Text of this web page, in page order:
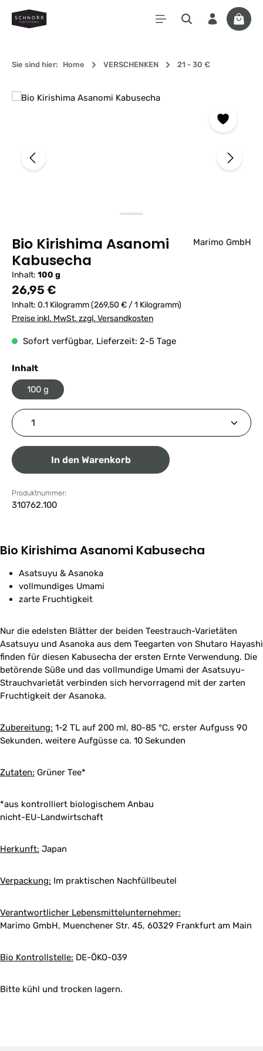
Zum Hauptinhalt springen
Sie sind hier: Home VERSCHENKEN 21 - 30 €
Bildergalerie überspringen
Bio Kirishima Asanomi
Kabusecha
Inhalt: 100 g
Marimo GmbH
Regulärer Preis:
26,95 €
Inhalt: 0.1 Kilogramm(269,50 € / 1 Kilogramm)
Preise inkl. MwSt. zzgl. Versandkosten
Sofort verfügbar, Lieferzeit: 2-5 Tage
Inhaltauswählen
100 g
Produkt Anzahl: Gib den gewünschten Wert ein
In den Warenkorb
Produktnummer:
310762.100
Bio Kirishima Asanomi Kabusecha
Asatsuyu & Asanoka
vollmundiges Umami
zarte Fruchtigkeit
Nur die edelsten Blätter der beiden Teestrauch-Varietäten
Asatsuyu und Asanoka aus dem Teegarten von Shutaro Hayashi
finden für diesen Kabusecha der ersten Ernte Verwendung. Die
betörende Süße und das vollmundige Umami der Asatsuyu-
Strauchvarietät verbinden sich hervorragend mit der zarten
Fruchtigkeit der Asanoka.
Zubereitung: 1-2 TL auf 200 ml, 80-85 °C, erster Aufguss 90
Sekunden, weitere Aufgüsse ca. 10 Sekunden
Zutaten: Grüner Tee*
*aus kontrolliert biologischem Anbau
nicht-EU-Landwirtschaft
Herkunft: Japan
Verpackung: Im praktischen Nachfüllbeutel
Verantwortlicher Lebensmittelunternehmer:
Marimo GmbH, Muenchener Str. 45, 60329 Frankfurt am Main
Bio Kontrollstelle: DE-ÖKO-039
Bitte kühl und trocken lagern.